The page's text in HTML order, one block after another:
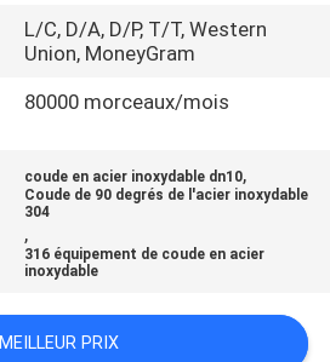
L/C, D/A, D/P, T/T, Western
Union, MoneyGram
80000 morceaux/mois
coude en acier inoxydable dn10,
Coude de 90 degrés de l'acier inoxydable
304
,
316 équipement de coude en acier
inoxydable
MEILLEUR PRIX